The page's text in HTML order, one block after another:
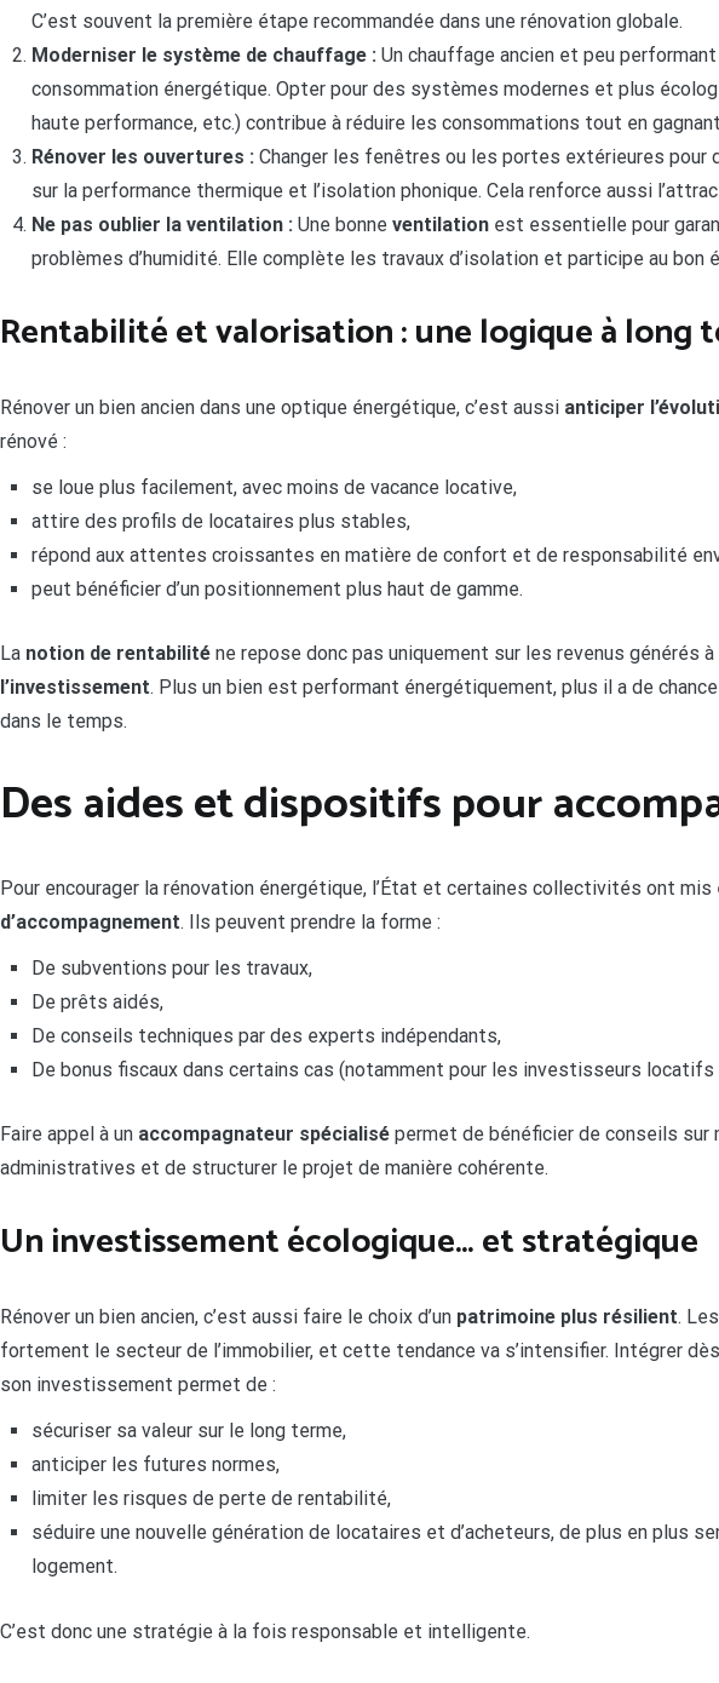
C’est souvent la première étape recommandée dans une rénovation globale.
Moderniser le système de chauffage : Un chauffage ancien et peu
consommation énergétique. Opter pour des systèmes modernes et plus
haute performance, etc.) contribue à réduire les consommations tout en
Rénover les ouvertures : Changer les fenêtres ou les portes extérieures pour
sur la performance thermique et l’isolation phonique. Cela renforce aussi
Ne pas oublier la ventilation : Une bonne ventilationest essentielle pour
problèmes d’humidité. Elle complète les travaux d’isolation et participe au bon
Rentabilité et valorisation : une logique à long
Rénover un bien ancien dans une optique énergétique, c’est aussi anticiper
rénové :
se loue plus facilement, avec moins de vacance locative,
attire des profils de locataires plus stables,
répond aux attentes croissantes en matière de confort et de responsabilité
peut bénéficier d’un positionnement plus haut de gamme.
La notion de rentabilité ne repose donc pas uniquement sur les revenus générés
l’investissement. Plus un bien est performant énergétiquement, plus il a de
dans le temps.
Des aides et dispositifs pour
Pour encourager la rénovation énergétique, l’État et certaines collectivités ont mis
d’accompagnement. Ils peuvent prendre la forme :
De subventions pour les travaux,
De prêts aidés,
De conseils techniques par des experts indépendants,
De bonus fiscaux dans certains cas (notamment pour les investisseurs
Faire appel à un accompagnateur spécialisé permet de bénéficier de conseils sur
administratives et de structurer le projet de manière cohérente.
Un investissement écologique… et stratégique
Rénover un bien ancien, c’est aussi faire le choix d’un patrimoine plus résilient.
fortement le secteur de l’immobilier, et cette tendance va s’intensifier. Intégrer
son investissement permet de :
sécuriser sa valeur sur le long terme,
anticiper les futures normes,
limiter les risques de perte de rentabilité,
séduire une nouvelle génération de locataires et d’acheteurs, de plus en plus
logement.
C’est donc une stratégie à la fois responsable et intelligente.